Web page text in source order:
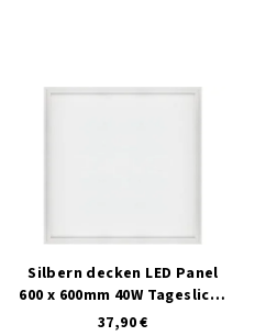
Silbern decken LED Panel
600 x 600mm 40W Tageslicht
6000lm
37,90 €